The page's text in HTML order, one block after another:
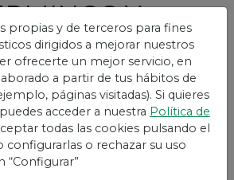
Y
Vivetix
GENERAL
y condiciones regulan la
de la web, alojada bajo el nombre
(La “Plataforma”) y bajo
o páginas web
así como los servicios y
propias y de terceros para fines
dirigidos a mejorar nuestros
ofrecerte un mejor servicio, en
a partir de tus hábitos de
páginas visitadas). Si quieres
acceder a nuestra Política de
todas las cookies pulsando el
configurarlas o rechazar su uso